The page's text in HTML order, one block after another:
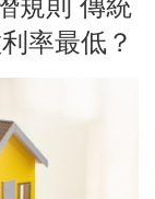
規則 傳統
率最低？